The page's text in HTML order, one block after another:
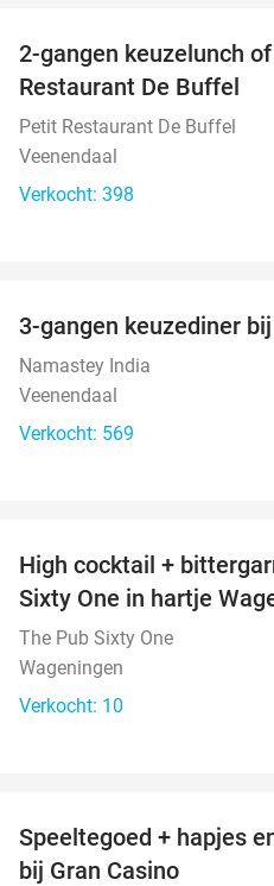
2-gangen keuzelunch
Restaurant De Buffel
Petit Restaurant De Buffel
Veenendaal
Verkocht: 398
3-gangen keuzediner
Namastey India
Veenendaal
Verkocht: 569
High cocktail +
Sixty One in hartje
The Pub Sixty One
Wageningen
Verkocht: 10
Speeltegoed + hapjes
bij Gran Casino